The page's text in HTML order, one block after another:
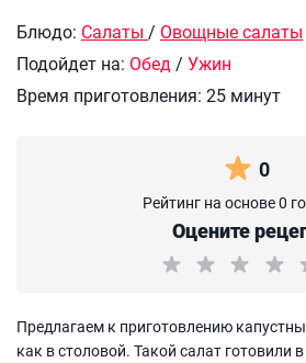
Блюдо: Салаты / Овощные салаты
Подойдет на: Обед / Ужин
Время приготовления: 25 минут
0
Рейтинг на основе 0
Оцените
Предлагаем к приготовлению
как в столовой. Такой салат готовили